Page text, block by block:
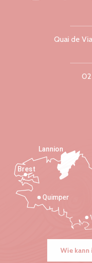
Quai de
02
Quimper
Lannion
Brest
Wie kann